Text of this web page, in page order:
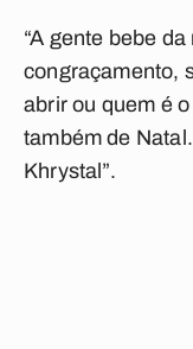
“A gente bebe
congraçamento,
abrir ou quem é
também de
Khrystal”.